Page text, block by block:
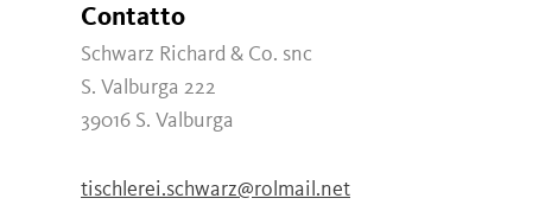
Contatto
Schwarz Richard & Co. snc
S. Valburga 222
39016 S. Valburga
tischlerei.schwarz@rolmail.net